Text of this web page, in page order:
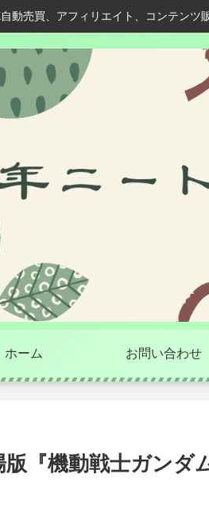
動売買、アフィリエイト、コンテン
ホーム お問い合わせ
『機動戦士ガンダ